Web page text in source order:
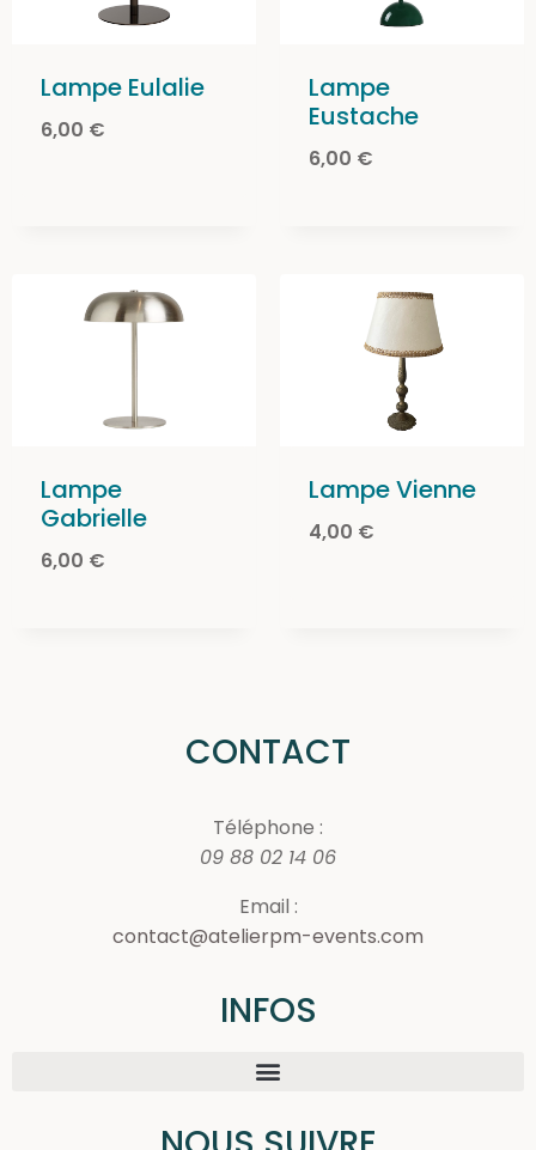
Lampe Eulalie
6,00 €
Lampe
Eustache
6,00 €
Lampe
Gabrielle
6,00 €
Lampe Vienne
4,00 €
CONTACT
Téléphone :
09 88 02 14 06
Email :
contact@atelierpm-events.com
INFOS